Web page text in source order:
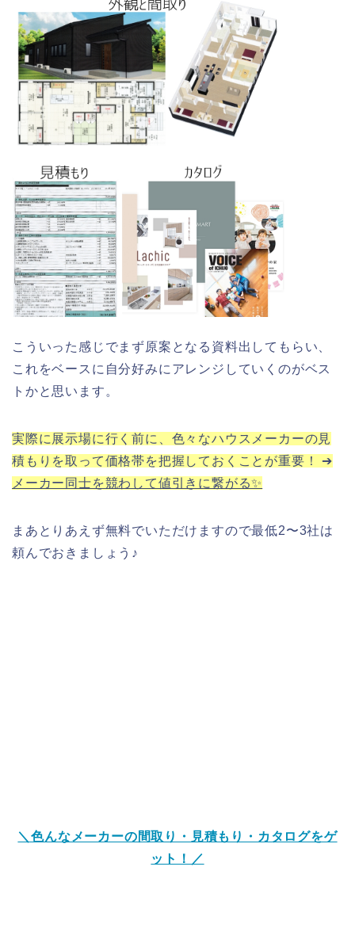
こういった感じでまず原案となる資料出してもらい、
これをベースに自分好みにアレンジしていくのがベス
トかと思います。
実際に展示場に行く前に、色々なハウスメーカーの見
積もりを取って価格帯を把握しておくことが重要！ ➔
メーカー同士を競わして値引きに繋がる✨
まあとりあえず無料でいただけますので最低2〜3社は
頼んでおきましょう♪
＼色んなメーカーの間取り・見積もり・カタログをゲ
ット！／